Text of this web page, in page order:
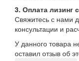
3. Оплата лизинг
Свяжитесь с нами
консультации и
У данного товара
оставил отзыв об